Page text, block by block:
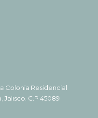
Colonia Residencial
C.P 45089